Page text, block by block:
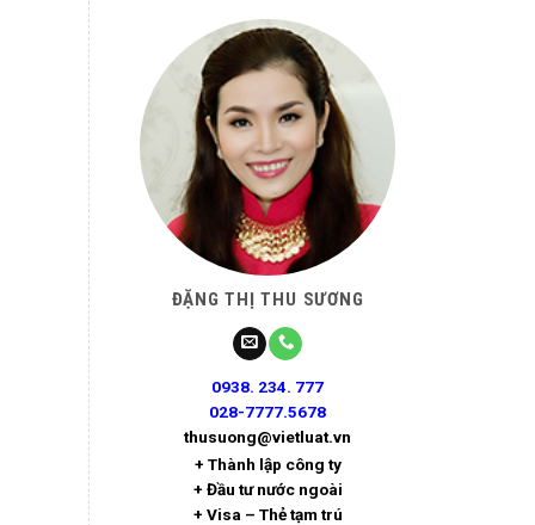
ĐẶNG THỊ THU SƯƠNG
0938. 234. 777
028-7777.5678
thusuong@vietluat.vn
+ Thành lập công ty
+ Đầu tư nước ngoài
+ Visa – Thẻ tạm trú